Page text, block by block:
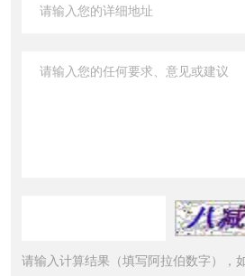
请输入计算结果（填写阿拉伯数字），